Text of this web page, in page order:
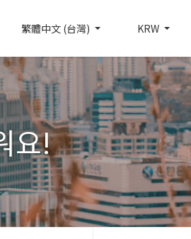
繁體中文 (台灣) KRW
요!